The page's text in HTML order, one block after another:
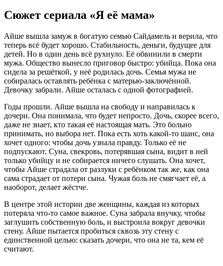
Сюжет сериала «Я её мама»
Айше вышла замуж в богатую семью Сайдамель и верила, что
теперь всё будет хорошо. Стабильность, деньги, будущее для
детей. Но в один день всё рухнуло. Её обвинили в смерти
мужа. Общество вынесло приговор быстро: убийца. Пока она
сидела за решёткой, у неё родилась дочь. Семья мужа не
собиралась оставлять ребёнка с матерью-заключённой.
Девочку забрали. Айше осталась с одной фотографией.
Годы прошли. Айше вышла на свободу и направилась к
дочери. Она понимала, что будет непросто. Дочь, скорее всего,
даже не знает, кто такая её настоящая мать. Это больно
принимать, но выбора нет. Пока есть хоть какой-то шанс, она
хочет одного: чтобы дочь узнала правду. Только её не
подпускают. Суна, свекровь, потерявшая сына, видит в ней
только убийцу и не собирается ничего слушать. Она хочет,
чтобы Айше страдала от разлуки с ребёнком так же, как она
сама страдает от потери сына. Чужая боль не смягчает её, а
наоборот, делает жёстче.
В центре этой истории две женщины, каждая из которых
потеряла что-то самое важное. Суна забрала внучку, чтобы
заглушить собственную боль, и выстроила вокруг девочки
стену. Айше пытается пробиться сквозь эту стену с
единственной целью: сказать дочери, что она не та, кем её
считают.